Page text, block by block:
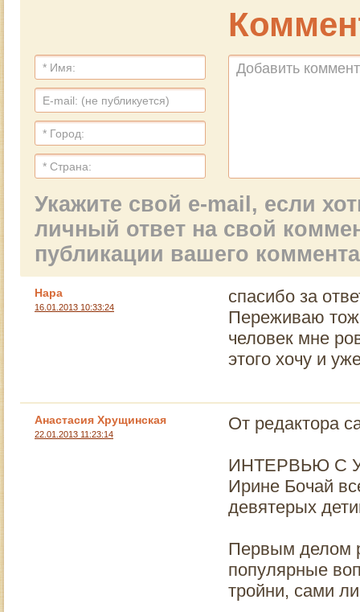
Укажите свой e-mail, если
личный ответ на свой
публикации вашего
Нара
16.01.2013 10:33:24
спасибо за
Переживаю
человек мне
этого хочу и
Анастасия Хрущинская
22.01.2013 11:23:14
От редактора
ИНТЕРВЬЮ С
Ирине Бочай
девятерых
Первым делом
популярные
тройни, сами